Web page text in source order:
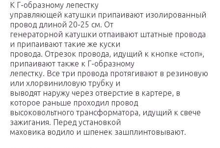
К Г-образному лепестку
управляющей катушки припаивают изолированный
провод длиной 20-25 см. От
генераторной катушки отпаивают штатные провода
и припаивают такие же куски
провода. Отрезок провода, идущий к кнопке «стоп»,
припаивают также к Г-образному
лепестку. Все три провода протягивают в резиновую
или хлорвиниловую трубку и
выводят наружу через отверстие в картере, в
которое раньше проходил провод
высоковольтного трансформатора, идущий к свече
зажигания. Перед установкой
маховика водило и шпенек зашплинтовывают.